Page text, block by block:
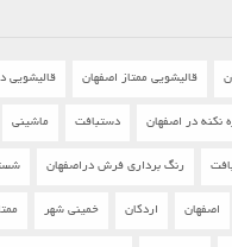
قالیشویی ممتاز اصفهان قالیشویی
نکنه در اصفهان دستبافت ماشینی
رنگ برداری فرش دراصفهان
اصفهان اردکان خمینی شهر